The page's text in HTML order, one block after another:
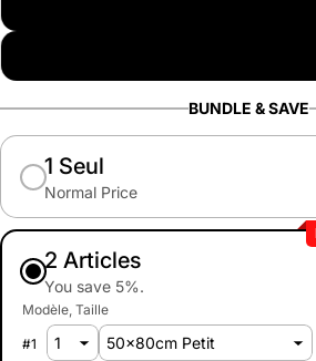
BUNDLE & SAVE
1 Seul
Normal Price
2 Articles
You save 5%.
Modèle Taille
#1